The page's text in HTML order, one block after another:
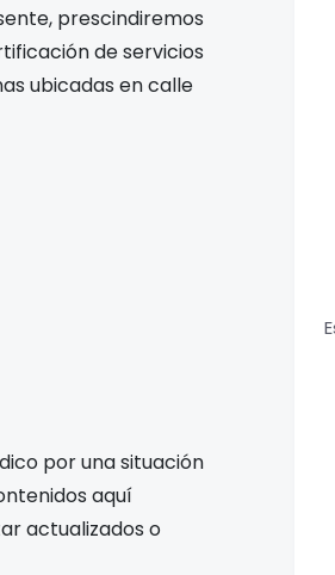
prescindiremos
de servicios
ubicadas en calle
por una situación
aquí
actualizados o